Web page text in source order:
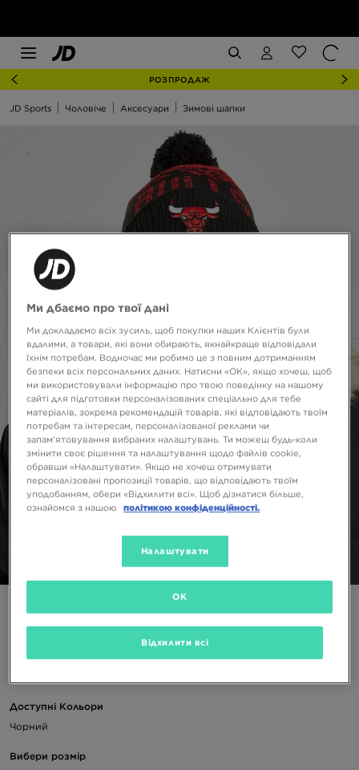
РОЗПРОДАЖ
JD Sports Чоловіче Аксесуари Зимові шапки
Доступні Кольори
Чорний
Вибери розмір
Ми дбаємо про твої дані
Ми докладаємо всіх зусиль, щоб покупки наших Клієнтів були
вдалими, а товари, які вони обирають, якнайкраще відповідали
їхнім потребам. Водночас ми робимо це з повним дотриманням
безпеки всіх персональних даних. Натисни «OK», якщо хочеш, щоб
ми використовували інформацію про твою поведінку на нашому
сайті для підготовки персоналізованих спеціально для тебе
матеріалів, зокрема рекомендацій товарів, які відповідають твоїм
потребам та інтересам, персоналізованої реклами чи
запам’ятовування вибраних налаштувань. Ти можеш будь-коли
змінити своє рішення та налаштування щодо файлів cookie,
обравши «Налаштувати». Якщо не хочеш отримувати
персоналізовані пропозиції товарів, що відповідають твоїм
уподобанням, обери «Відхилити всі». Щоб дізнатися більше,
ознайомся з нашою
політикою конфіденційності.
Налаштувати
Відхилити всі
OK